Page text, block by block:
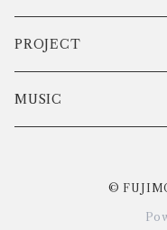
DATA
ART
PROJECT
弾きこもり集
MUSIC
©